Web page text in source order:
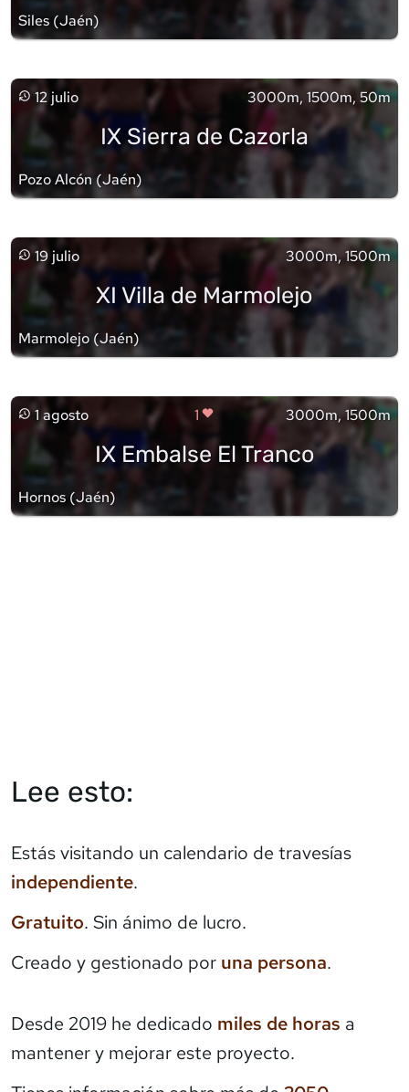
Siles (Jaén)
12 julio 3000m, 1500m, 50m
IX Sierra de Cazorla
Pozo Alcón(Jaén)
19 julio 3000m, 1500m
XI Villa de Marmolejo
Marmolejo(Jaén)
1 agosto 1 3000m, 1500m
IX Embalse El Tranco
Hornos (Jaén)
Lee esto:
Estás visitando un calendario de travesías
independiente.
Gratuito. Sin ánimo de lucro.
Creado y gestionado por una persona.
Desde 2019 he dedicado miles de horas a
mantener y mejorar este proyecto.